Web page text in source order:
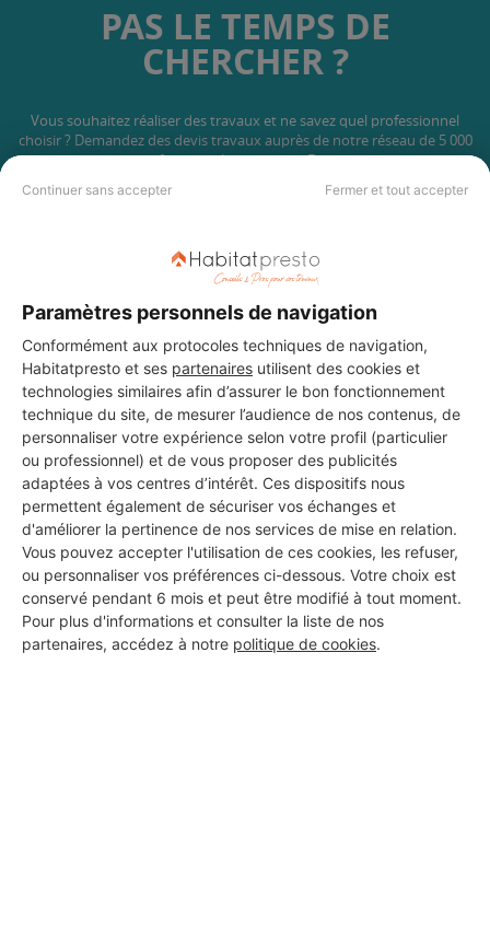
Continuer sans accepter Fermer et tout accepter
Paramètres personnels de navigation
Conformément aux protocoles techniques de navigation,
Habitatpresto et ses partenaires utilisent des cookies et
technologies similaires afin d’assurer le bon fonctionnement
technique du site, de mesurer l’audience de nos contenus, de
personnaliser votre expérience selon votre profil (particulier
ou professionnel) et de vous proposer des publicités
adaptées à vos centres d’intérêt. Ces dispositifs nous
permettent également de sécuriser vos échanges et
d'améliorer la pertinence de nos services de mise en relation.
Vous pouvez accepter l'utilisation de ces cookies, les refuser,
ou personnaliser vos préférences ci-dessous. Votre choix est
conservé pendant 6 mois et peut être modifié à tout moment.
Pour plus d'informations et consulter la liste de nos
partenaires, accédez à notre politique de cookies.
PAS LE TEMPS DE
CHERCHER ?
Vous souhaitez réaliser des travaux et ne savez quel professionnel
choisir ? Demandez des devis travaux auprès de notre réseau de 5 000
professionnels partout en France.
DEMANDER UN DEVIS